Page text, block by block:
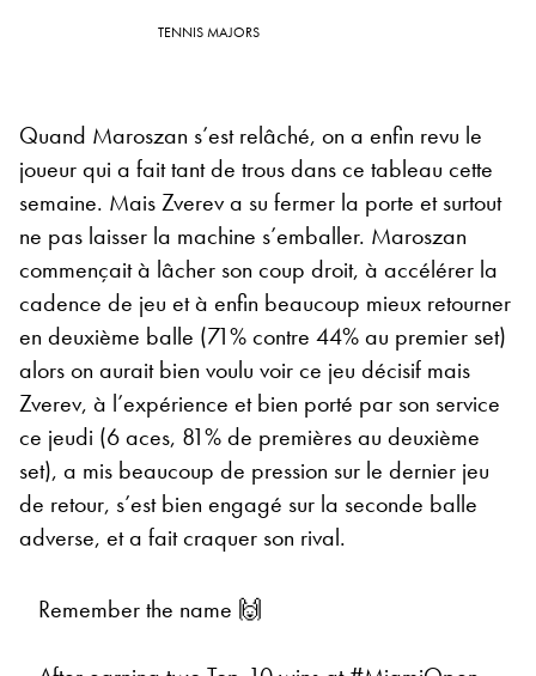
TENNIS MAJORS
Quand Maroszan s’est relâché, on a enfin revu le
joueur qui a fait tant de trous dans ce tableau cette
semaine. Mais Zverev a su fermer la porte et surtout
ne pas laisser la machine s’emballer. Maroszan
commençait à lâcher son coup droit, à accélérer la
cadence de jeu et à enfin beaucoup mieux retourner
en deuxième balle (71% contre 44% au premier set)
alors on aurait bien voulu voir ce jeu décisif mais
Zverev, à l’expérience et bien porté par son service
ce jeudi (6 aces, 81% de premières au deuxième
set), a mis beaucoup de pression sur le dernier jeu
de retour, s’est bien engagé sur la seconde balle
adverse, et a fait craquer son rival.
Remember the name 🙌